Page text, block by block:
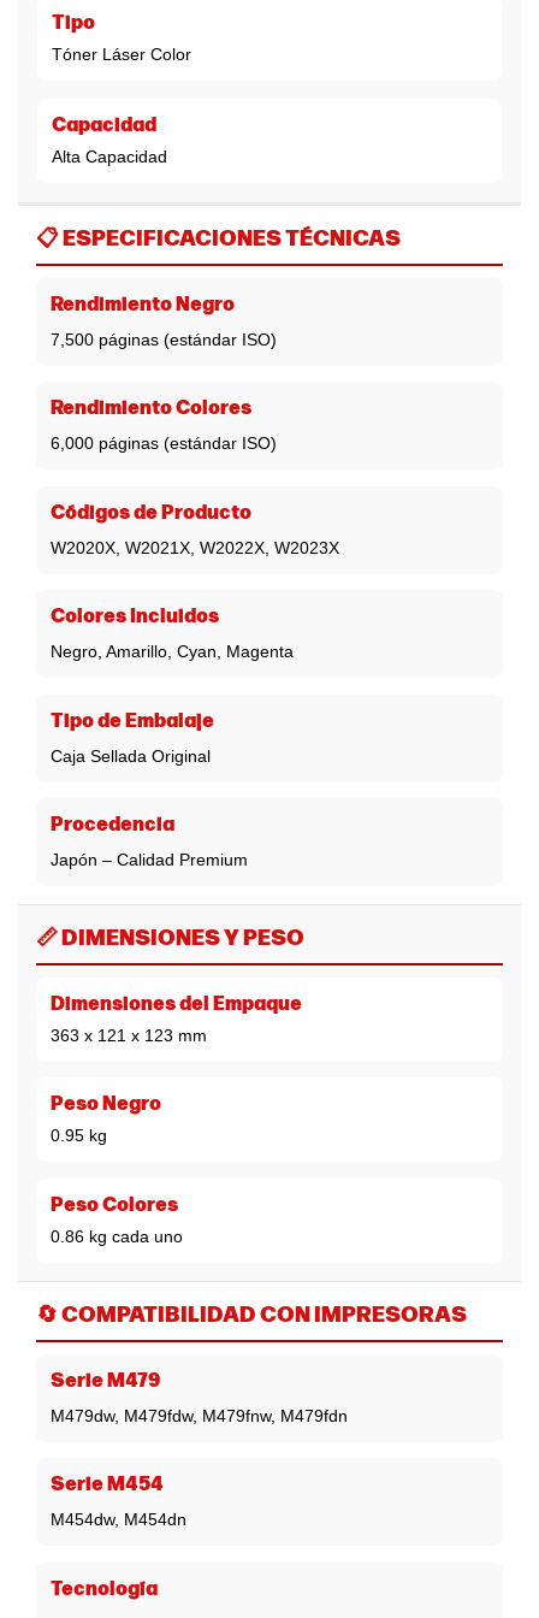
Tipo
Tóner Láser Color
Capacidad
Alta Capacidad
📋 ESPECIFICACIONES TÉCNICAS
Rendimiento Negro
7,500 páginas (estándar ISO)
Rendimiento Colores
6,000 páginas (estándar ISO)
Códigos de Producto
W2020X, W2021X, W2022X, W2023X
Colores Incluidos
Negro, Amarillo, Cyan, Magenta
Tipo de Embalaje
Caja Sellada Original
Procedencia
Japón – Calidad Premium
📏 DIMENSIONES Y PESO
Dimensiones del Empaque
363 x 121 x 123 mm
Peso Negro
0.95 kg
Peso Colores
0.86 kg cada uno
🔄COMPATIBILIDAD CON IMPRESORAS
Serie M479
M479dw, M479fdw, M479fnw, M479fdn
Serie M454
M454dw, M454dn
Tecnología